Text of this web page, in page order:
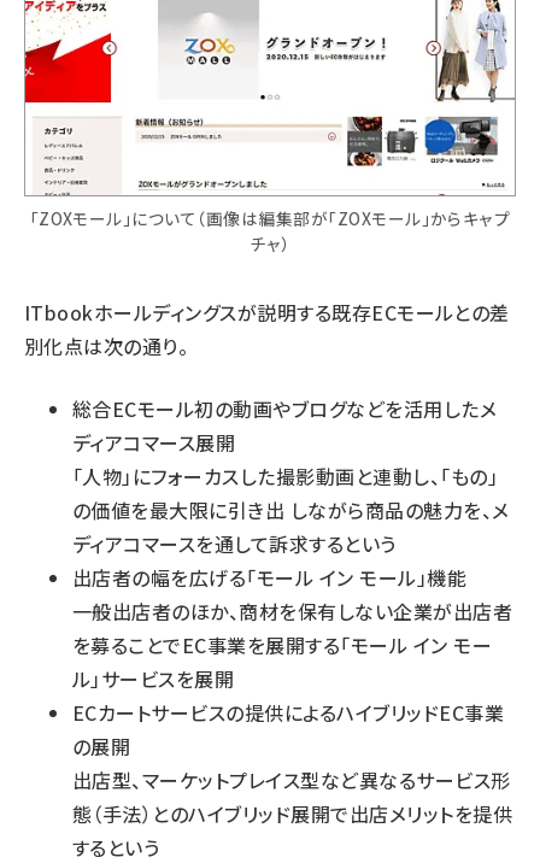
「ZOXモール」について（画像は編集部が「ZOXモール」からキャプ
チャ）
ITbookホールディングスが説明する既存ECモールとの差
別化点は次の通り。
総合ECモール初の動画やブログなどを活用したメ
ディアコマース展開
「人物」にフォーカスした撮影動画と連動し、「もの」
の価値を最大限に引き出 しながら商品の魅力を、メ
ディアコマースを通して訴求するという
出店者の幅を広げる「モール イン モール」機能
一般出店者のほか、商材を保有しない企業が出店者
を募ることでEC事業を展開する「モール イン モー
ル」サービスを展開
ECカートサービスの提供によるハイブリッドEC事業
の展開
出店型、マーケットプレイス型など異なるサービス形
態（手法）とのハイブリッド展開で出店メリットを提供
するという